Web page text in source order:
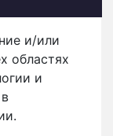
и/или
областях
и